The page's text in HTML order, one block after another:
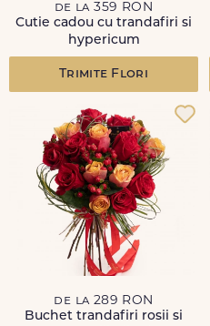
de la 359 RON
Cutie cadou cu trandafiri si
hypericum
Trimite Flori
de la 289 RON
Buchet trandafiri rosii si